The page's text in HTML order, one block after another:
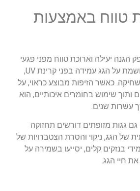
טווח באמצעות
הגנה יעילה וארוכת טווח מפני פגעי
מזג האוויר. הזפת המיושמת על הגג עמידה בפני קרינת UV,
כאשר הזיפות מבוצע כראוי, על
ותוך שימוש בחומרים איכותיים, הוא
עשרות שנים.
גם גגות מזופתים דורשים תחזוקה
של הגג, ניקוי והסרת הצטברויות של
בנזקים קלים, יסייעו בשמירה על
את חיי הגג.